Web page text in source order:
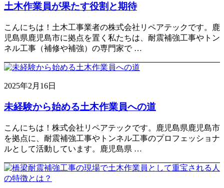
土木作業員が果たす役割と期待
こんにちは！土木工事業者の株式会社リペアテックです。鹿
児島県鹿児島市に拠点を置く私たちは、耐震補強工事やトン
ネル工事（補修や補強）の専門家で …
2025年2月16日
未経験から始める土木作業員への道
こんにちは！株式会社リペアテックです。鹿児島県鹿児島市
を拠点に、耐震補強工事やトンネル工事のプロフェッショナ
ルとして活動しています。鹿児島県 …